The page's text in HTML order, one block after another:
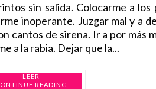
sin salida. Colocarme a los
inoperante. Juzgar mal y a
cantos de sirena. Ir a por más
a la rabia. Dejar que la...
READING